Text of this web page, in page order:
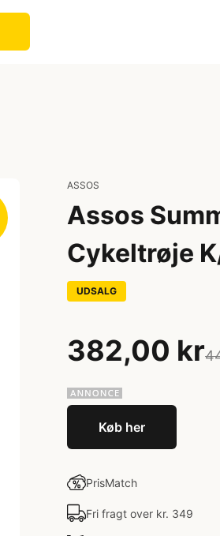
ASSOS
Assos
Cykeltrøje
UDSALG
382,00 kr
Køb her
PrisMatch
Fri fragt over kr. 349